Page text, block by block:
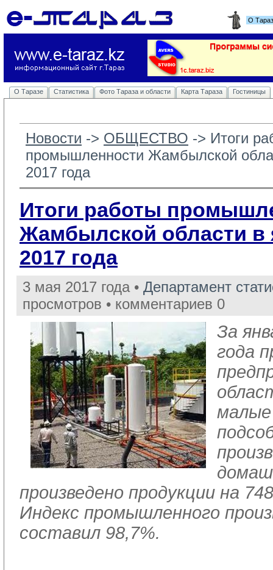
О
О Таразе Статистика Фото Тараза и области Карта Тараза Гостиницы
Новости -> ОБЩЕСТВО -> Итоги
промышленности Жамбылской
2017 года
Итоги работы
Жамбылской области в
2017 года
3 мая 2017 года • Департамент
просмотров • комментариев 0
За
года
малые
произведено продукции на
Индекс промышленного
составил 98,7%.